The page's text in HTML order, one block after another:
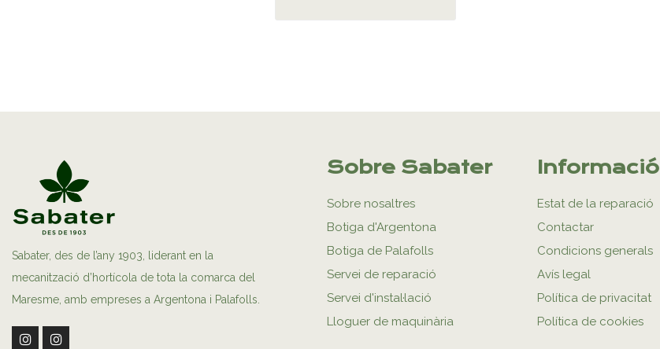
Sabater, des de l’any 1903, liderant en la
mecanització d’hortícola de tota la comarca del
Maresme, amb empreses a Argentona i Palafolls.
Sobre Sabater
Sobre nosaltres
Botiga d'Argentona
Botiga de Palafolls
Servei de reparació
Servei d'instal·lació
Lloguer de maquinària
Informació
Estat de la reparació
Contactar
Condicions generals
Avís legal
Política de privacitat
Política de cookies